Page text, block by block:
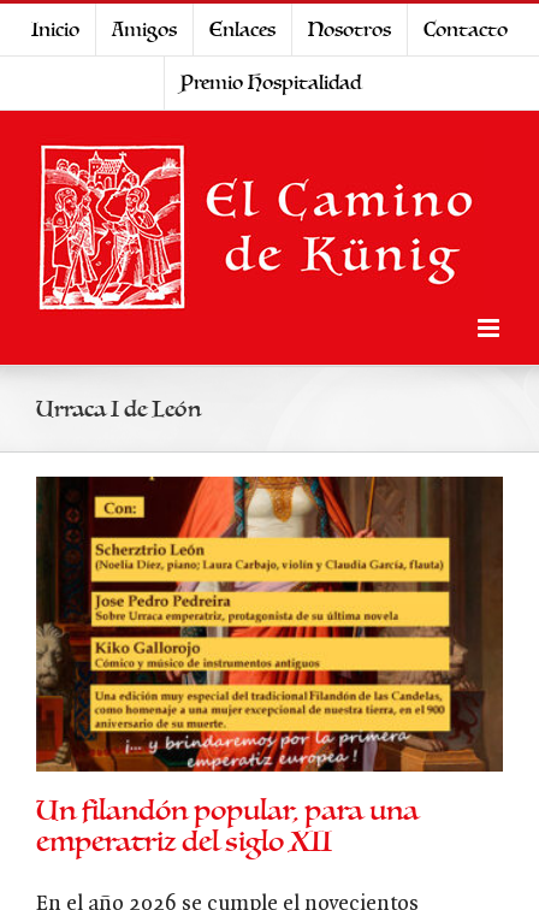
Inicio Amigos Enlaces Nosotros
Contacto
Premio Hospitalidad
Urraca I de León
Un filandón popular, para una
emperatriz del siglo XII
En el año 2026 se cumple el novecientos